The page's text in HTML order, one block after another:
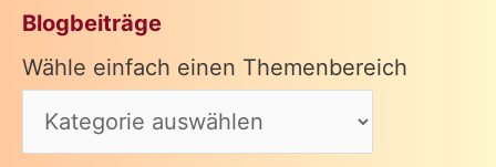
Blogbeiträge
Wähle einfach einen Themenbereich